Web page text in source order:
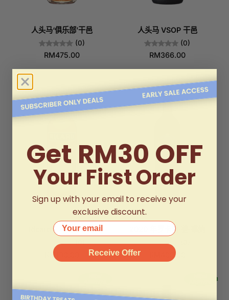
人头马‘俱乐部’干邑
(0)
RM475.00
人头马 VSOP 干邑
(0)
RM366.00
Ricard - 马赛茴香酒
(0)
RM190.00
2020 年罗卡斯·德·塞纳
RM400.00
Get RM30 OFF
Your First Order
Sign up with your email to receive your
exclusive discount.
Your email
Receive Offer